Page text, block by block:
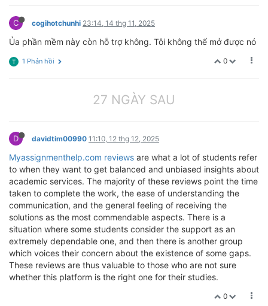
C cogihotchunhi 23:14, 14 thg 11, 2025
Ủa phần mềm này còn hỗ trợ không. Tôi không thể mở được nó
0
T 1 Phản hồi
27 NGÀY SAU
D davidtim00990 11:10, 12 thg 12, 2025
Myassignmenthelp.com reviews are what a lot of students refer
to when they want to get balanced and unbiased insights about
academic services. The majority of these reviews point the time
taken to complete the work, the ease of understanding the
communication, and the general feeling of receiving the
solutions as the most commendable aspects. There is a
situation where some students consider the support as an
extremely dependable one, and then there is another group
which voices their concern about the existence of some gaps.
These reviews are thus valuable to those who are not sure
whether this platform is the right one for their studies.
0